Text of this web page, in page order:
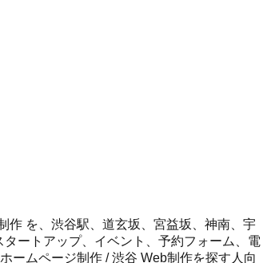
作 を、渋谷駅、道玄坂、宮益坂、神南、宇
ートアップ、イベント、予約フォーム、電
ームページ制作 / 渋谷 Web制作を探す人向